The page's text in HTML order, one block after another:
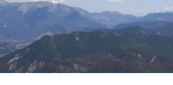
Camping : à 20 minutes de